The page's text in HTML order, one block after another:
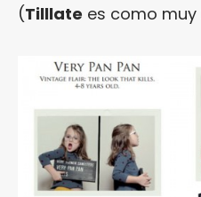
(Tilllate es como muy